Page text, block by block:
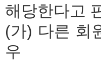
해당한다고
(가) 다른 회
우